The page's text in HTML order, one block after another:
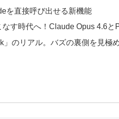
を直接呼び出せる新機能
す時代へ！Claude Opus 4.6と
のリアル。バズの裏側を見極